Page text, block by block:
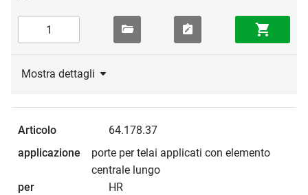
Mostra dettagli
64.178.37
porte per telai applicati con elemento
centrale lungo
HR